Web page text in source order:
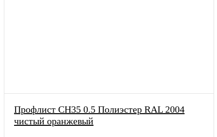
Профлист СН35 0.5 Полиэстер RAL 2004
чистый оранжевый